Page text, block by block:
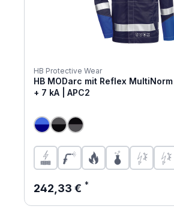
HB Protective Wear
HB MODarc mit Reflex
+ 7 kA | APC2
Regulärer Preis:
242,33 €